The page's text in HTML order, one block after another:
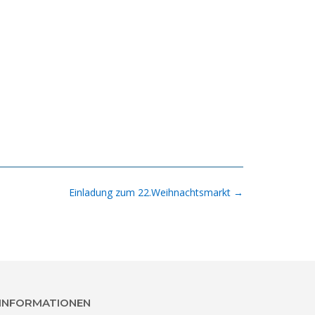
Einladung zum 22.Weihnachtsmarkt →